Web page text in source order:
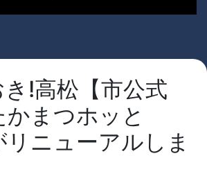
!高松【市公式
かまつホッと
リニューアルしま